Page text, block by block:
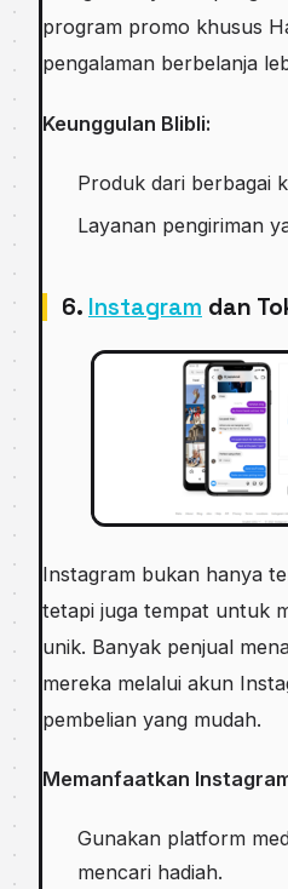
program promo khusus
pengalaman berbelanja
Keunggulan Blibli:
Produk dari berbagai
Layanan pengiriman
6. Instagram dan
Instagram bukan hanya
tetapi juga tempat untuk
unik. Banyak penjual
mereka melalui akun
pembelian yang mudah.
Memanfaatkan
Gunakan platform
mencari hadiah.